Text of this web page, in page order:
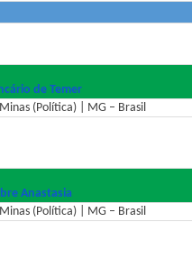
de Temer
(Política) | MG – Brasil
Anastasia
(Política) | MG – Brasil